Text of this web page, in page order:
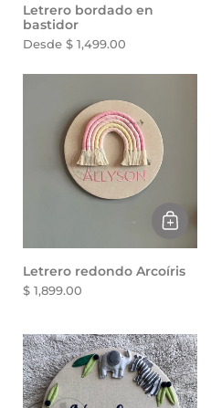
Letrero bordado en
bastidor
Desde $ 1,499.00
Letrero redondo Arcoíris
$ 1,899.00